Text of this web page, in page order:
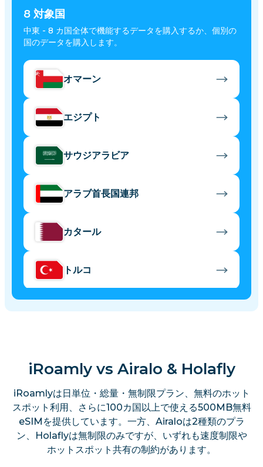
8 対象国
中東 - 8 カ国全体で機能するデータを購入するか、個別の
国のデータを購入します。
オマーン
エジプト
サウジアラビア
アラブ首長国連邦
カタール
トルコ
iRoamly vs Airalo & Holafly
iRoamlyは日単位・総量・無制限プラン、無料のホット
スポット利用、さらに100カ国以上で使える500MB無料
eSIMを提供しています。一方、Airaloは2種類のプラ
ン、Holaflyは無制限のみですが、いずれも速度制限や
ホットスポット共有の制約があります。